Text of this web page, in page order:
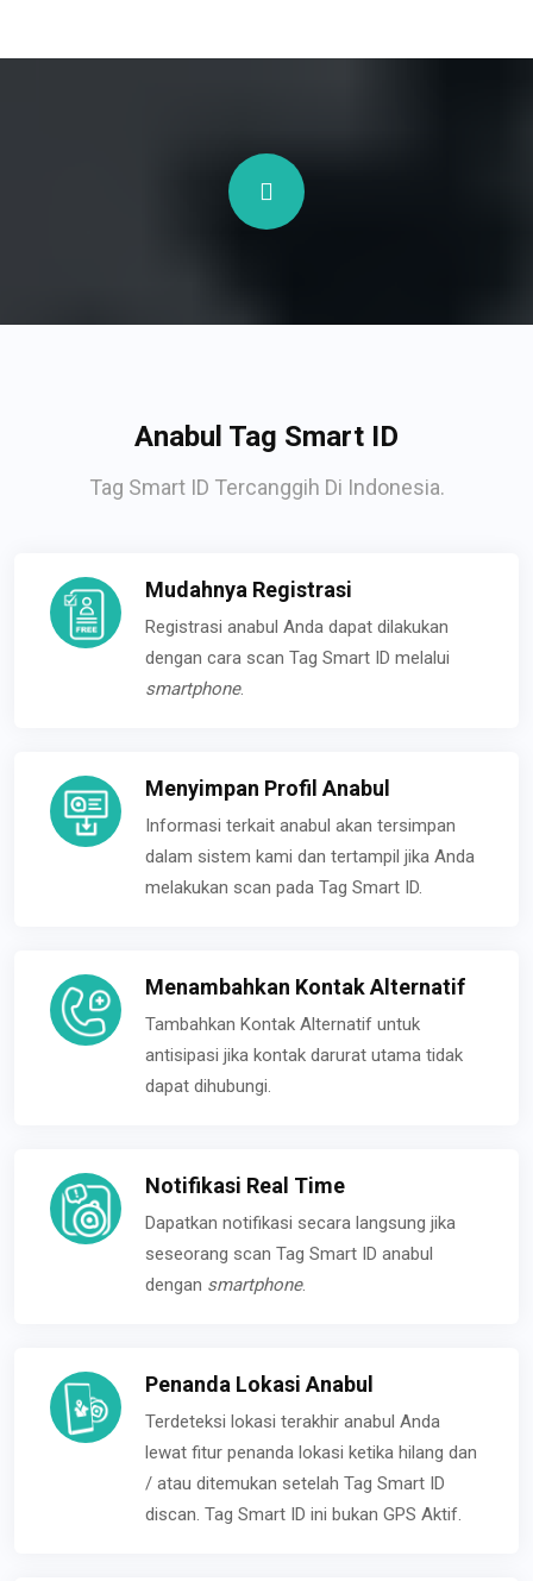
Anabul Tag Smart ID
Tag Smart ID Tercanggih Di Indonesia.
Mudahnya Registrasi
Registrasi anabul Anda dapat dilakukan
dengan cara scan Tag Smart ID melalui
smartphone.
Menyimpan Profil Anabul
Informasi terkait anabul akan tersimpan
dalam sistem kami dan tertampil jika Anda
melakukan scan pada Tag Smart ID.
Menambahkan Kontak Alternatif
Tambahkan Kontak Alternatif untuk
antisipasi jika kontak darurat utama tidak
dapat dihubungi.
Notifikasi Real Time
Dapatkan notifikasi secara langsung jika
seseorang scan Tag Smart ID anabul
dengan smartphone.
Penanda Lokasi Anabul
Terdeteksi lokasi terakhir anabul Anda
lewat fitur penanda lokasi ketika hilang dan
/ atau ditemukan setelah Tag Smart ID
discan. Tag Smart ID ini bukan GPS Aktif.